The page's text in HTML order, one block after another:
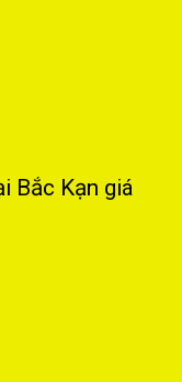
Bắc Kạn giá